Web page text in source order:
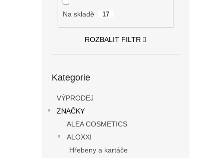
Na skladě 17
ROZBALIT FILTR
kategorie
Kategorie
VÝPRODEJ
ZNAČKY
ALEA COSMETICS
ALOXXI
Hřebeny a kartáče